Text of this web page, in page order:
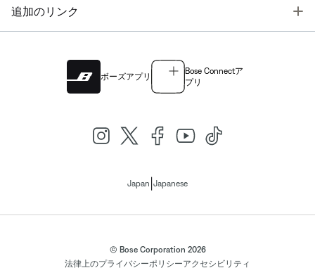
追加のリンク
ボーズアプリ
Bose Connectア
プリ
Japan Japanese
© Bose Corporation 2026
法律上のプライバシーポリシーアクセシビリティ